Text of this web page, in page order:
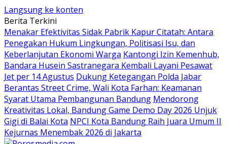
Langsung ke konten
Berita Terkini
Menakar Efektivitas Sidak Pabrik Kapur Citatah: Antara
Penegakan Hukum Lingkungan, Politisasi Isu, dan
Keberlanjutan Ekonomi Warga Kantongi Izin Kemenhub,
Bandara Husein Sastranegara Kembali Layani Pesawat
Jet per 14 Agustus Dukung Ketegangan Polda Jabar
Berantas Street Crime, Wali Kota Farhan: Keamanan
Syarat Utama Pembangunan Bandung Mendorong
Kreativitas Lokal, Bandung Game Demo Day 2026 Unjuk
Gigi di Balai Kota NPCI Kota Bandung Raih Juara Umum II
Kejurnas Menembak 2026 di Jakarta